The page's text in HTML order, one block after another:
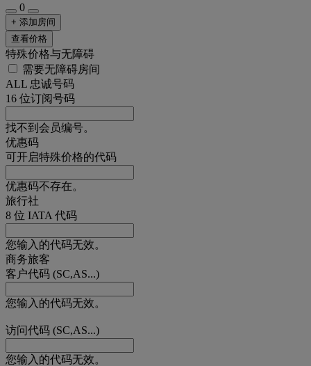
0
+ 添加房间
查看价格
特殊价格与无障碍
需要无障碍房间
ALL 忠诚号码
16 位订阅号码
找不到会员编号。
优惠码
可开启特殊价格的代码
优惠码不存在。
旅行社
8 位 IATA 代码
您输入的代码无效。
商务旅客
客户代码 (SC,AS...)
您输入的代码无效。
访问代码 (SC,AS...)
您输入的代码无效。